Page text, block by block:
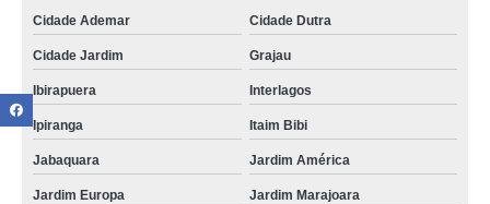
Cidade Ademar Cidade Dutra
Cidade Jardim Grajau
Ibirapuera Interlagos
Ipiranga Itaim Bibi
Jabaquara Jardim América
Jardim Europa Jardim Marajoara